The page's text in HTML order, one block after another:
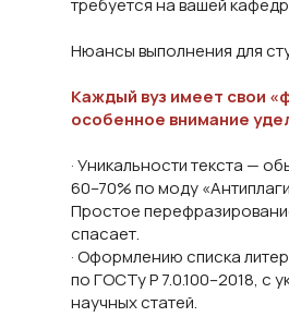
требуется на вашей
Нюансы выполнения для
Каждый вуз имеет свои
особенное внимание
· Уникальности текста —
60–70% по моду
Простое
спасает.
· Оформлению списка
по ГОСТу Р 7.0.100–2018, с
научных статей.